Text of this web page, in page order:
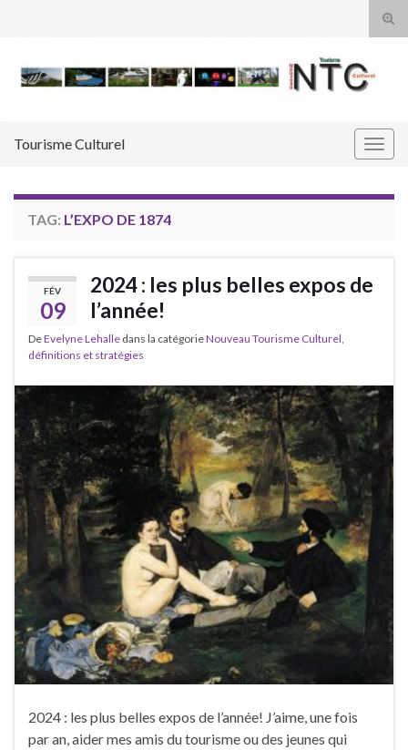
Tourisme Culturel
TAG: L’EXPO DE 1874
FÉV
09
2024 : les plus belles expos de
l’année!
DeEvelyne Lehalle dans la catégorieNouveau Tourisme Culturel,
définitions et stratégies
2024 : les plus belles expos de l’année! J’aime, une fois
par an, aider mes amis du tourisme ou des jeunes qui